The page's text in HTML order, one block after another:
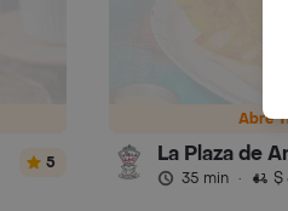
5
Abre
La Plaza de
35 min · $